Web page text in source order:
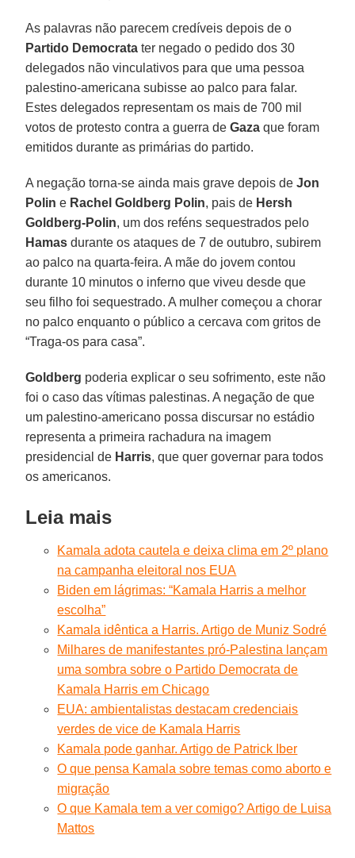
As palavras não parecem credíveis depois de o
Partido Democrata ter negado o pedido dos 30
delegados não vinculativos para que uma pessoa
palestino-americana subisse ao palco para falar.
Estes delegados representam os mais de 700 mil
votos de protesto contra a guerra deGaza que foram
emitidos durante as primárias do partido.
A negação torna-se ainda mais grave depois deJon
Polin e Rachel Goldberg Polin, pais de Hersh
Goldberg-Polin, um dos reféns sequestrados pelo
Hamas durante os ataques de 7 de outubro, subirem
ao palco na quarta-feira. A mãe do jovem contou
durante 10 minutos o inferno que viveu desde que
seu filho foi sequestrado. A mulher começou a chorar
no palco enquanto o público a cercava com gritos de
“Traga-os para casa”.
Goldberg poderia explicar o seu sofrimento, este não
foi o caso das vítimas palestinas. A negação de que
um palestino-americano possa discursar no estádio
representa a primeira rachadura na imagem
presidencial de Harris, que quer governar para todos
os americanos.
Leia mais
Kamala adota cautela e deixa clima em 2º plano
na campanha eleitoral nos EUA
Biden em lágrimas: “Kamala Harris a melhor
escolha”
Kamala idêntica a Harris. Artigo de Muniz Sodré
Milhares de manifestantes pró-Palestina lançam
uma sombra sobre o Partido Democrata de
Kamala Harris em Chicago
EUA: ambientalistas destacam credenciais
verdes de vice de Kamala Harris
Kamala pode ganhar. Artigo de Patrick Iber
O que pensa Kamala sobre temas como aborto e
migração
O que Kamala tem a ver comigo? Artigo de Luisa
Mattos